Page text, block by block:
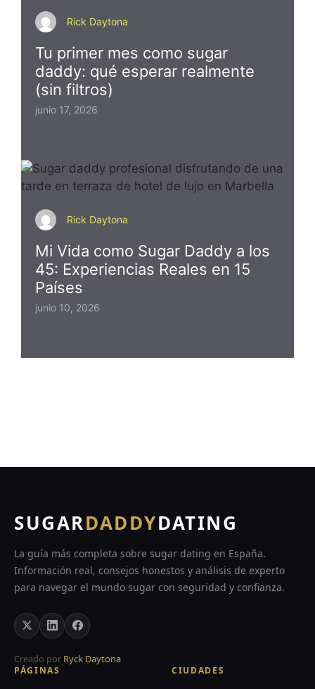
Rick Daytona
Tu primer mes como sugar
daddy: qué esperar realmente
(sin filtros)
junio 17, 2026
Rick Daytona
Mi Vida como Sugar Daddy a los
45: Experiencias Reales en 15
Países
junio 10, 2026
SUGARDADDYDATING
La guía más completa sobre sugar dating en España.
Información real, consejos honestos y análisis de experto
para navegar el mundo sugar con seguridad y confianza.
Creado por Ryck Daytona
PÁGINAS CIUDADES